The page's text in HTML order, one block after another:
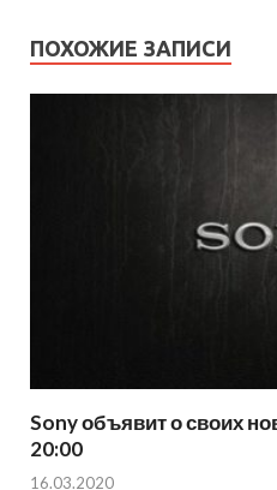
ПОХОЖИЕ ЗАПИСИ
Sony объявит о своих
20:00
16.03.2020